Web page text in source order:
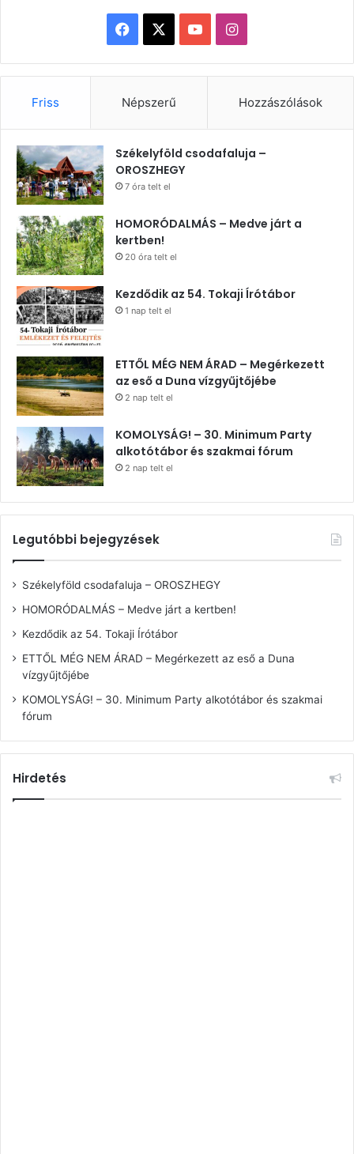
Facebook YouTubeInstagram
Friss Népszerű Hozzászólások
Székelyföld csodafaluja –
OROSZHEGY
7 óra telt el
HOMORÓDALMÁS – Medve járt a
kertben!
20 óra telt el
Kezdődik az 54. Tokaji Írótábor
1 nap telt el
ETTŐL MÉG NEM ÁRAD – Megérkezett
az eső a Duna vízgyűjtőjébe
2 nap telt el
KOMOLYSÁG! – 30. Minimum Party
alkotótábor és szakmai fórum
2 nap telt el
Legutóbbi bejegyzések
Székelyföld csodafaluja – OROSZHEGY
HOMORÓDALMÁS – Medve járt a kertben!
Kezdődik az 54. Tokaji Írótábor
ETTŐL MÉG NEM ÁRAD – Megérkezett az eső a Duna
vízgyűjtőjébe
KOMOLYSÁG! – 30. Minimum Party alkotótábor és szakmai
fórum
Hirdetés